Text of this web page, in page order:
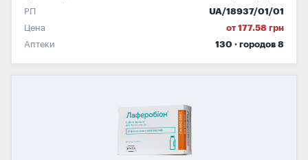
РП
UA/18937/01/01
Цена
от 177.58 грн
Аптеки
130 · городов 8